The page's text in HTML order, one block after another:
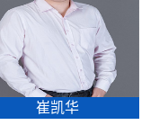
崔凯华